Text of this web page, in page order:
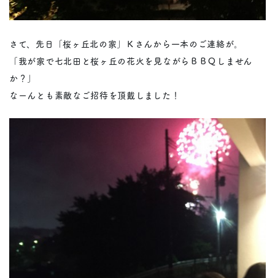
さて、先日「桜ヶ丘北の家」Ｋさんから一本のご連絡が。
「我が家で七北田と桜ヶ丘の花火を見ながらＢＢＱしません
か？」
なーんとも素敵なご招待を頂戴しました！